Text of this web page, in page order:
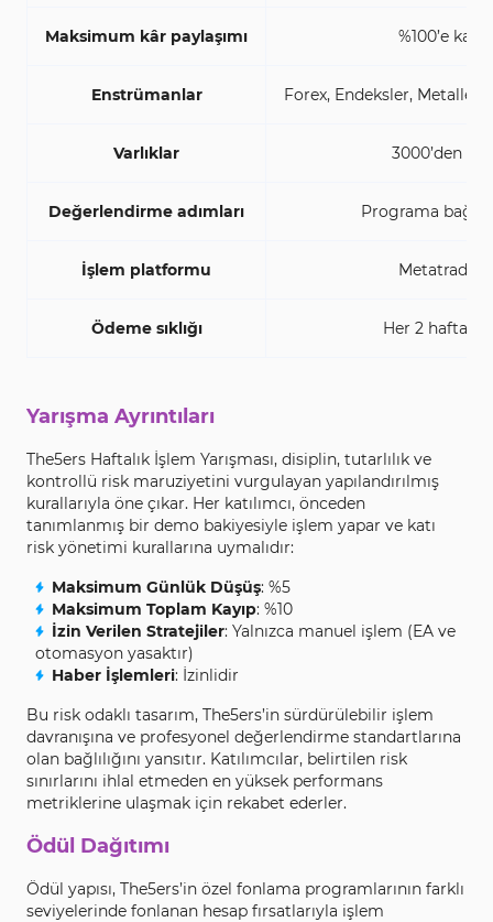
Maksimum kâr paylaşımı %100’e
Enstrümanlar Forex, Endeksler,
Varlıklar 3000’den
Değerlendirme adımları Programa bağlı
İşlem platformu Metatrader
Ödeme sıklığı Her 2 haftada
Yarışma Ayrıntıları
The5ers Haftalık İşlem Yarışması, disiplin, tutarlılık ve
kontrollü risk maruziyetini vurgulayan yapılandırılmış
kurallarıyla öne çıkar. Her katılımcı, önceden
tanımlanmış bir demo bakiyesiyle işlem yapar ve katı
risk yönetimi kurallarına uymalıdır:
Maksimum Günlük Düşüş: %5
Maksimum Toplam Kayıp: %10
İzin Verilen Stratejiler: Yalnızca manuel işlem (EA ve
otomasyon yasaktır)
Haber İşlemleri: İzinlidir
Bu risk odaklı tasarım, The5ers’in sürdürülebilir işlem
davranışına ve profesyonel değerlendirme standartlarına
olan bağlılığını yansıtır. Katılımcılar, belirtilen risk
sınırlarını ihlal etmeden en yüksek performans
metriklerine ulaşmak için rekabet ederler.
Ödül Dağıtımı
Ödül yapısı, The5ers’in özel fonlama programlarının farklı
seviyelerinde fonlanan hesap fırsatlarıyla işlem